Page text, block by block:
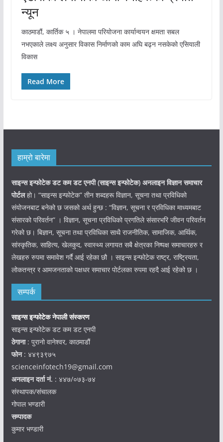
न्यून
काठमाडौं, कार्तिक ५ । नेपालमा परियोजना कार्यान्वयन क्षमता सबल
नभएकाले लक्ष्य अनुसार विकास निर्माणको काम अघि बढ्न नसकेको एसियाली
विकास
Read More
हाम्रो बारेमा
साइन्स इन्फोटेक डट कम डट एनपी (साइन्सइन्फोटेक) अनलाइन विज्ञान समाचार
पोर्टलहो। “साइन्स इन्फोटेक” तीन शब्दहरू विज्ञान, सूचना तथा प्रविधिको
संयोजनबाट बनेको छ जसको अर्थ हुन्छ : “विज्ञान, सूचना र प्रविधिका माध्यमबाट
संसारको परिवर्तन” । विज्ञान, सूचना प्रविधिको प्रगतिले संसारभरि जीवन परिवर्तन
गरेको छ। बिज्ञान, सूचना तथा प्रविधिका साथै राजनीतिक, सामाजिक, आर्थिक,
सांस्कृतिक, साहित्य, खेलकुद, स्वास्थ्य लगायत सबै क्षेत्रका निष्पक्ष समाचारहरु र
लेखहरु रुपमा समावेश गर्दै आई रहेका छौ । साइन्स इन्फोटेक राष्ट्र, राष्ट्रियता,
लोकतन्त्र र आमजनताको पक्षधर समाचार पोर्टलका रुपमा रहदै आई रहेको छ ।
सम्पर्क
साइन्स इन्फोटेक नेपाली संस्करण
साइन्स इन्फोटेक डट कम डट एनपी
ठेगाना: पुरानो वानेश्वर, काठमाडौं
फोन: ४४९३९७५
scienceinfotech19@gmail.com
अनलाइन दर्ता नं. : ४४७/०७३-७४
संस्थापक/संचालक
गोपाल भण्डारी
सम्पादक
कुमार भण्डारी